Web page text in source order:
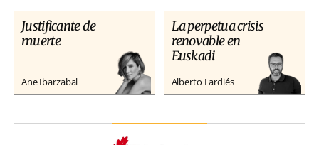
Justificante de
muerte
Ane Ibarzabal
La perpetua crisis
renovable en
Euskadi
Alberto Lardiés